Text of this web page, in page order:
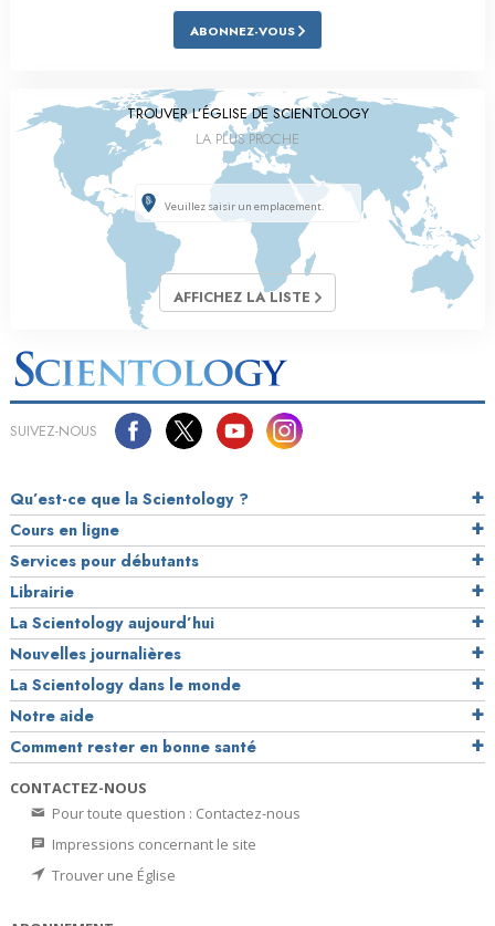
ABONNEZ-VOUS
TROUVER L’ÉGLISE DE SCIENTOLOGY
LA PLUS PROCHE
AFFICHEZ LA LISTE
SUIVEZ-NOUS
Qu’est-ce que la Scientology ?
Cours en ligne
Services pour débutants
Librairie
La Scientology aujourd’hui
Nouvelles journalières
La Scientology dans le monde
Notre aide
Comment rester en bonne santé
CONTACTEZ-NOUS
Pour toute question : Contactez-nous
Impressions concernant le site
Trouver une Église